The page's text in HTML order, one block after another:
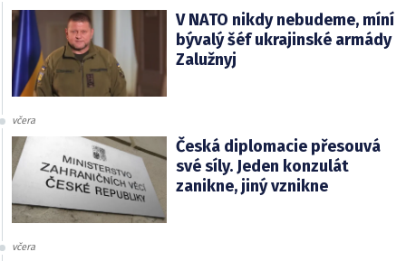
V NATO nikdy nebudeme, míní
bývalý šéf ukrajinské armády
Zalužnyj
včera
Česká diplomacie přesouvá
své síly. Jeden konzulát
zanikne, jiný vznikne
včera